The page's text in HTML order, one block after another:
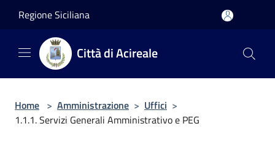
Regione Siciliana
Città di Acireale
Home > Amministrazione > Uffici >
1.1.1. Servizi Generali Amministrativo e PEG